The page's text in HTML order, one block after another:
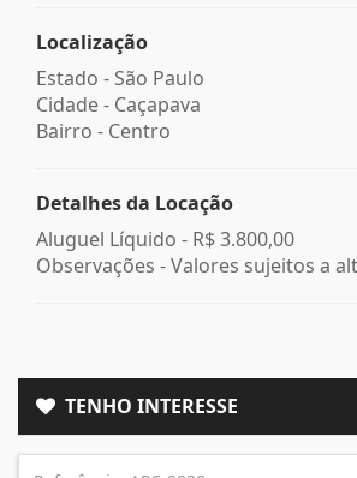
Localização
Estado - São Paulo
Cidade - Caçapava
Bairro - Centro
Detalhes da Locação
Aluguel Líquido - R$ 3.800,00
Observações - Valores sujeitos a
TENHO INTERESSE